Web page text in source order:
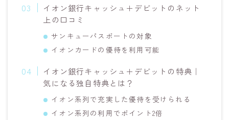
イオン銀行キャッシュ＋デビットのネット
上の口コミ
サンキューパスポートの対象
イオンカードの優待を利用可能
イオン銀行キャッシュ＋デビットの特典｜
気になる独自特典とは？
イオン系列で充実した優待を受けられる
イオン系列の利用でポイント2倍